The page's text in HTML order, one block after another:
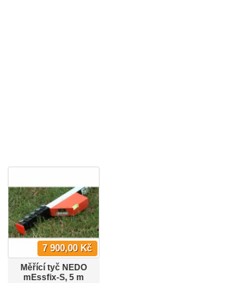
7 900,00 Kč
Měřící tyč NEDO
mEssfix-S, 5 m